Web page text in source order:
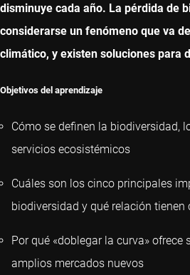
disminuye cada año. La pérdida de
considerarse un fenómeno que va
climático, y existen soluciones para
Objetivos del aprendizaje
Cómo se definen la biodiversidad,
servicios ecosistémicos
Cuáles son los cinco principales
biodiversidad y qué relación
Por qué «doblegar la curva»
amplios mercados nuevos